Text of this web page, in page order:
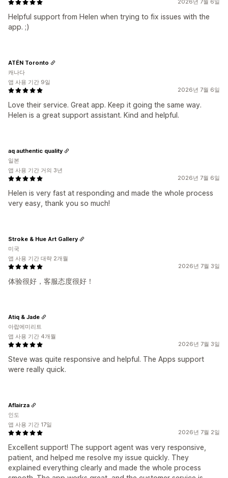
2026년 7월 6일
Helpful support from Helen when trying to fix issues with the
app. ;)
2026년 7월 6일
Love their service. Great app. Keep it going the same way.
Helen is a great support assistant. Kind and helpful.
ATÉN Toronto
캐나다
앱 사용 기간 9일
2026년 7월 6일
Helen is very fast at responding and made the whole process
very easy, thank you so much!
aq authentic quality
일본
앱 사용 기간 거의 3년
2026년 7월 3일
体验很好，客服态度很好！
Stroke & Hue Art Gallery
미국
앱 사용 기간 대략 2개월
2026년 7월 3일
Steve was quite responsive and helpful. The Apps support
were really quick.
Atiq & Jade
아랍에미리트
앱 사용 기간 4개월
2026년 7월 2일
Excellent support! The support agent was very responsive,
patient, and helped me resolve my issue quickly. They
explained everything clearly and made the whole process
Aflairza
인도
앱 사용 기간 17일